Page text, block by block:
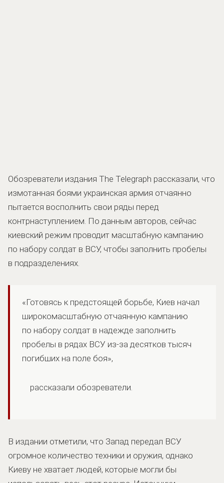
Обозреватели издания The Telegraph рассказали, что
измотанная боями украинская армия отчаянно
пытается восполнить свои ряды перед
контрнаступлением. По данным авторов, сейчас
киевский режим проводит масштабную кампанию
по набору солдат в ВСУ, чтобы заполнить пробелы
в подразделениях.
«Готовясь к предстоящей борьбе, Киев начал
широкомасштабную отчаянную кампанию
по набору солдат в надежде заполнить
пробелы в рядах ВСУ из-за десятков тысяч
погибших на поле боя»,
рассказали обозреватели.
В издании отметили, что Запад передал ВСУ
огромное количество техники и оружия, однако
Киеву не хватает людей, которые могли бы